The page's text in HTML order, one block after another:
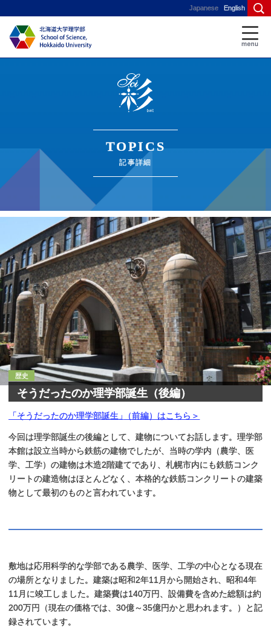
Japanese English
TOPICS
記事詳細
歴史
そうだったのか理学部誕生 （後編）
「そうだったのか理学部誕生 」 （前編）はこちら＞
今回は理学部誕生の後編として、建物についてお話します。理学部
本館は設立当時から鉄筋の建物でしたが、当時の学内（農学、医
学、工学）の建物は木造2階建てであり、札幌市内にも鉄筋コンク
リートの建造物はほとんどなく、本格的な鉄筋コンクリートの建築
物として最初のものと言われています。
敷地は応用科学的な学部である農学、医学、工学の中心となる現在
の場所となりました。建築は昭和2年11月から開始され、昭和4年
11月に竣工しました。建築費は140万円、設備費を含めた総額は約
200万円（現在の価格では、30億～35億円かと思われます。）と記
録されています。